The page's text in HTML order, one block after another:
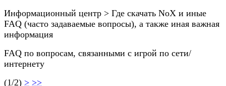
Информационный центр > Где скачать NoX и иные
FAQ (часто задаваемые вопросы), а также иная важная
информация
FAQ по вопросам, связанными с игрой по сети/
интернету
(1/2) > >>